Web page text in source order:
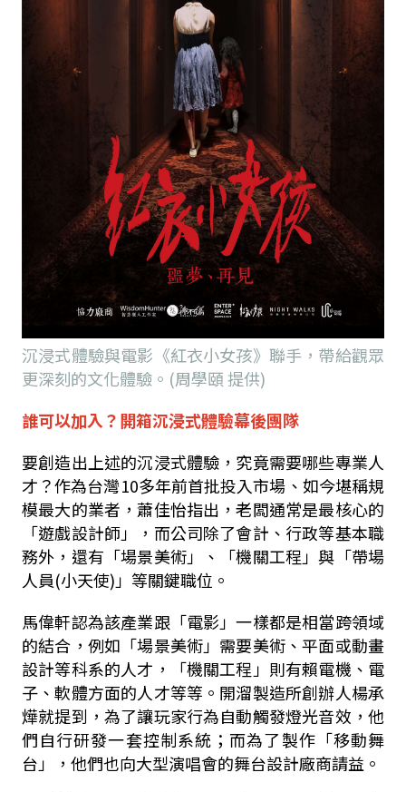
沉浸式體驗與電影《紅衣小女孩》聯手，帶給觀眾
更深刻的文化體驗。(周學頤 提供)
誰可以加入？開箱沉浸式體驗幕後團隊
要創造出上述的沉浸式體驗，究竟需要哪些專業人
才？作為台灣10多年前首批投入市場、如今堪稱規
模最大的業者，蕭佳怡指出，老闆通常是最核心的
「遊戲設計師」，而公司除了會計、行政等基本職
務外，還有「場景美術」、「機關工程」與「帶場
人員(小天使)」等關鍵職位。
馬偉軒認為該產業跟「電影」一樣都是相當跨領域
的結合，例如「場景美術」需要美術、平面或動畫
設計等科系的人才，「機關工程」則有賴電機、電
子、軟體方面的人才等等。開溜製造所創辦人楊承
燁就提到，為了讓玩家行為自動觸發燈光音效，他
們自行研發一套控制系統；而為了製作「移動舞
台」，他們也向大型演唱會的舞台設計廠商請益。